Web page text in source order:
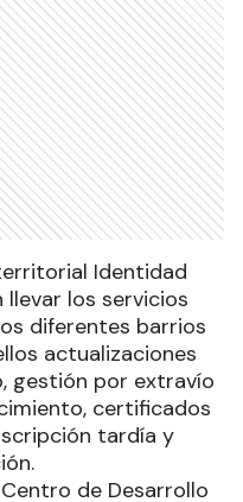
Identidad
llevar los servicios
diferentes barrios
actualizaciones
gestión por extravío
certificados
tardía y
de Desarrollo